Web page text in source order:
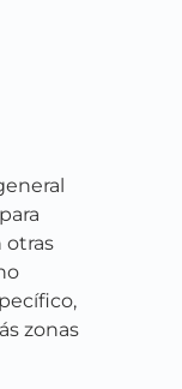
otras
zonas